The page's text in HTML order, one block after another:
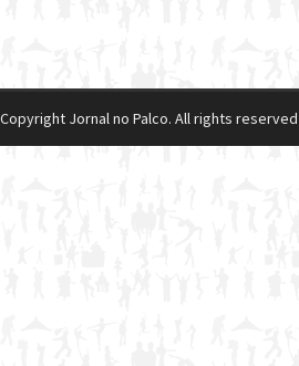
Copyright Jornal no Palco. All rights reserved